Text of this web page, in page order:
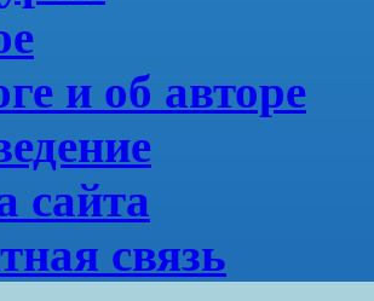
и об авторе
сайта
связь